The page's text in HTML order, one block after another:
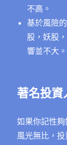
不高。
基於風險
股，妖股
響並不大。
著名投資
如果你記性
風光無比，